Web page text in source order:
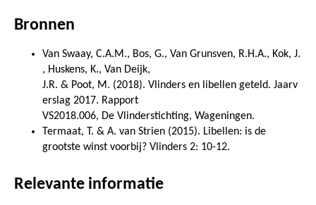
Bronnen
Van Swaay, C.A.M., Bos, G., Van Grunsven, R.H.A., Kok, J.
, Huskens, K., Van Deijk,
J.R. & Poot, M. (2018). Vlinders en libellen geteld. Jaarv
erslag 2017. Rapport
VS2018.006, De Vlinderstichting, Wageningen.
Termaat, T. & A. van Strien (2015). Libellen: is de
grootste winst voorbij? Vlinders 2: 10-12.
Relevante informatie